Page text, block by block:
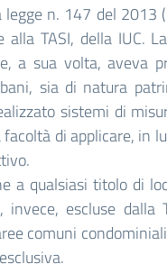
n. 147 del 2013
TASI, della IUC.
a sua volta, aveva
sia di natura
sistemi di
di applicare, in
a qualsiasi titolo di
escluse dalla
comuni